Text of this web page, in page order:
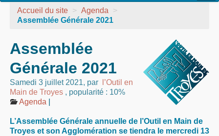
l’Association
la Vie des Ateliers
les Evénements
les Réalisations
Agenda
Contact
Accueil du site > Agenda
>
Assemblée Générale 2021
Assemblée
Générale 2021
Samedi 3 juillet 2021, par
l’Outil en
Main de Troyes , popularité : 10%
Agenda
L’Assemblée Générale annuelle de l’Outil en Main de
Troyes et son Agglomération se tiendra le mercredi 13